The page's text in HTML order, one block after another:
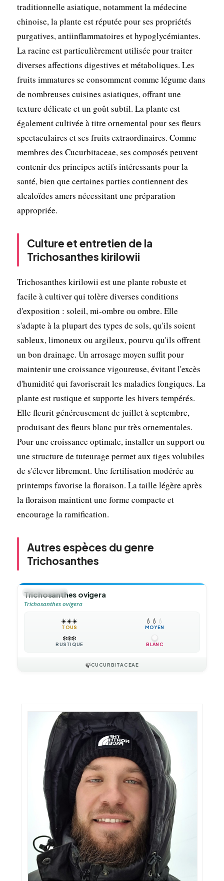
traditionnelle asiatique, notamment la médecine
chinoise, la plante est réputée pour ses propriétés
purgatives, antiinflammatoires et hypoglycémiantes.
La racine est particulièrement utilisée pour traiter
diverses affections digestives et métaboliques. Les
fruits immatures se consomment comme légume dans
de nombreuses cuisines asiatiques, offrant une
texture délicate et un goût subtil. La plante est
également cultivée à titre ornemental pour ses fleurs
spectaculaires et ses fruits extraordinaires. Comme
membres des Cucurbitaceae, ses composés peuvent
contenir des principes actifs intéressants pour la
santé, bien que certaines parties contiennent des
alcaloïdes amers nécessitant une préparation
appropriée.
Culture et entretien de la
Trichosanthes kirilowii
Trichosanthes kirilowii est une plante robuste et
facile à cultiver qui tolère diverses conditions
d'exposition : soleil, mi-ombre ou ombre. Elle
s'adapte à la plupart des types de sols, qu'ils soient
sableux, limoneux ou argileux, pourvu qu'ils offrent
un bon drainage. Un arrosage moyen suffit pour
maintenir une croissance vigoureuse, évitant l'excès
d'humidité qui favoriserait les maladies fongiques. La
plante est rustique et supporte les hivers tempérés.
Elle fleurit généreusement de juillet à septembre,
produisant des fleurs blanc pur très ornementales.
Pour une croissance optimale, installer un support ou
une structure de tuteurage permet aux tiges volubiles
de s'élever librement. Une fertilisation modérée au
printemps favorise la floraison. La taille légère après
la floraison maintient une forme compacte et
encourage la ramification.
Autres espèces du genre
Trichosanthes
🍃GRIMPANTE
Trichosanthes ovigera
Trichosanthes ovigera
☀️☀️☀️
TOUS
💧 💧 💧
MOYEN
❄️❄️❄️
RUSTIQUE BLANC
🍃CUCURBITACEAE